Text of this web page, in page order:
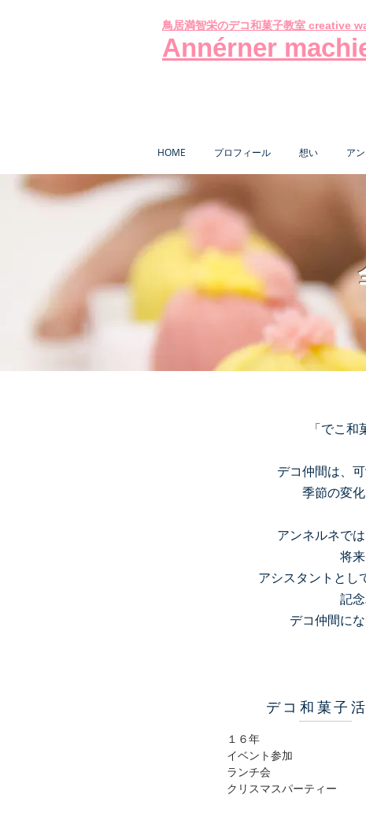
鳥居満智栄のデコ和菓子教室 creative
Annérner
HOME プロフィール 想い ア
「でこ
デコ仲間は、
季節の変
アンネルネで
将
アシスタントとし
記
デコ仲間に
デコ和菓子
１６年
イベント参加
ランチ会
クリスマスパーティー